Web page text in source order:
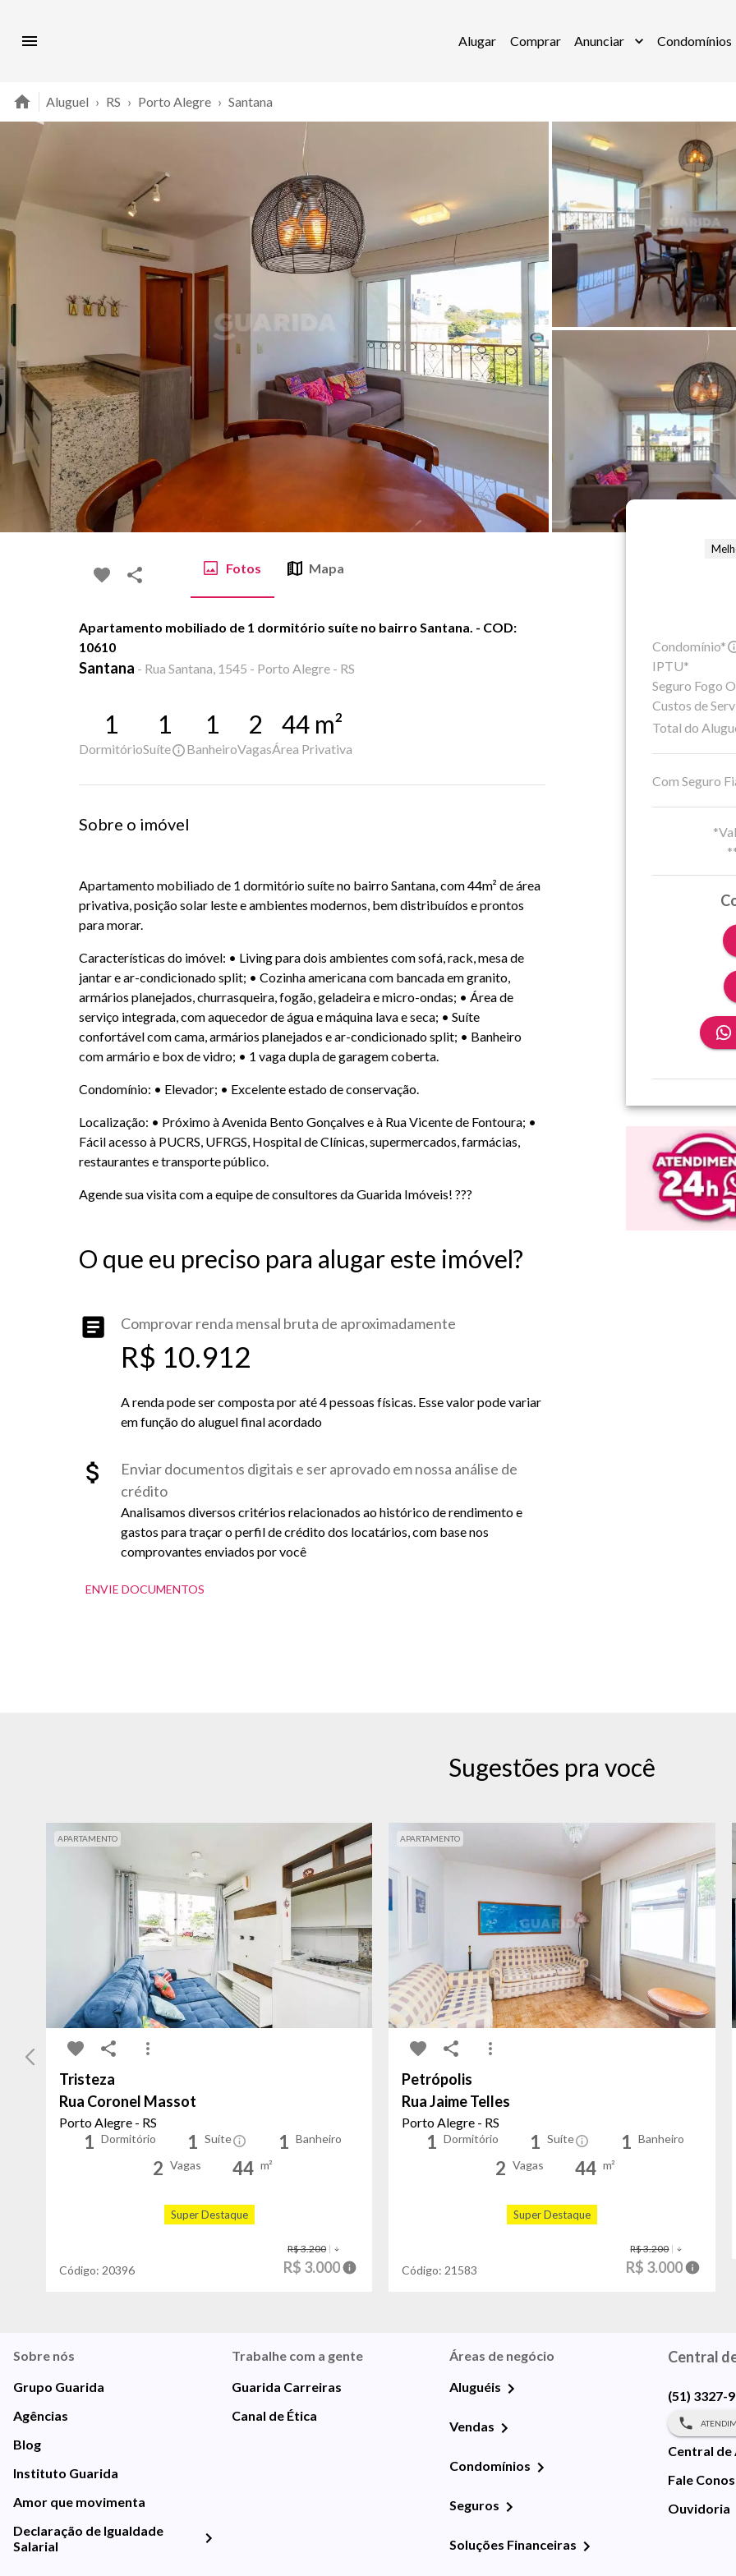
Alugar Comprar Anunciar Condomínios
Aluguel › RS › Porto Alegre › Santana
Fotos Mapa
Apartamento mobiliado de 1 dormitório suíte no bairro Santana. - COD:
10610
Santana - Rua Santana, 1545 - Porto Alegre - RS
1
Dormitório
1
Suíte
1
Banheiro
2
Vagas
44 m²
Área Privativa
Sobre o imóvel
Apartamento mobiliado de 1 dormitório suíte no bairro Santana, com 44m² de área
privativa, posição solar leste e ambientes modernos, bem distribuídos e prontos
para morar.
Características do imóvel: • Living para dois ambientes com sofá, rack, mesa de
jantar e ar-condicionado split; • Cozinha americana com bancada em granito,
armários planejados, churrasqueira, fogão, geladeira e micro-ondas; • Área de
serviço integrada, com aquecedor de água e máquina lava e seca; • Suíte
confortável com cama, armários planejados e ar-condicionado split; • Banheiro
com armário e box de vidro; • 1 vaga dupla de garagem coberta.
Condomínio: • Elevador; • Excelente estado de conservação.
Localização: • Próximo à Avenida Bento Gonçalves e à Rua Vicente de Fontoura; •
Fácil acesso à PUCRS, UFRGS, Hospital de Clínicas, supermercados, farmácias,
restaurantes e transporte público.
Agende sua visita com a equipe de consultores da Guarida Imóveis! ???
O que eu preciso para alugar este imóvel?
Comprovar renda mensal bruta de aproximadamente
R$ 10.912
A renda pode ser composta por até 4 pessoas físicas. Esse valor pode variar
em função do aluguel final acordado
Enviar documentos digitais e ser aprovado em nossa análise de
crédito
Analisamos diversos critérios relacionados ao histórico de rendimento e
gastos para traçar o perfil de crédito dos locatários, com base nos
comprovantes enviados por você
ENVIE DOCUMENTOS
Condomínio*
IPTU*
Seguro Fogo
Custos de
Total do
Com Seguro
Sugestões pra você
APARTAMENTO
Tristeza
Rua Coronel Massot
Porto Alegre - RS
1 Dormitório 1 Suíte 1 Banheiro
2 Vagas 44 m²
Super Destaque
Código: 20396
R$ 3.200
R$ 3.000
APARTAMENTO
Petrópolis
Rua Jaime Telles
Porto Alegre - RS
1 Dormitório 1 Suíte 1 Banheiro
2 Vagas 44 m²
Super Destaque
Código:21583
R$ 3.200
R$ 3.000
Sobre nós
Grupo Guarida
Agências
Blog
Instituto Guarida
Amor que movimenta
Declaração de Igualdade
Salarial
Trabalhe com a gente
Guarida Carreiras
Canal de Ética
Áreas de negócio
Aluguéis
Vendas
Condomínios
Seguros
Soluções Financeiras
Central
(51) 3327-
Central de
Fale
Ouvidoria